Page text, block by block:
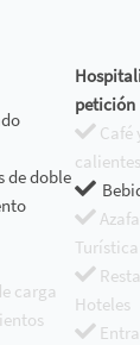
de doble
carga
petición
Café
calientes
Turística
Hoteles